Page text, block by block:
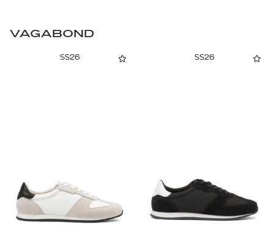
VAGABOND
SS26 SS26